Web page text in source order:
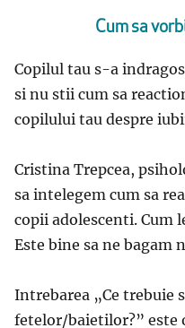
Cum sa
Copilul tau s-a
si nu stii cum sa
copilului tau despre
Cristina Trepcea,
sa intelegem cum sa
copii adolescenti. Cum
Este bine sa ne bagam
Intrebarea „Ce trebuie
fetelor/baietilor?” este